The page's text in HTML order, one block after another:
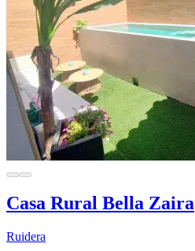
Casa Rural Bella Zaira
Ruidera